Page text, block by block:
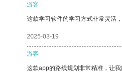
游客
这款学习软件的学习方式非常灵活
2025-03-19
游客
这款app的路线规划非常精准，让我